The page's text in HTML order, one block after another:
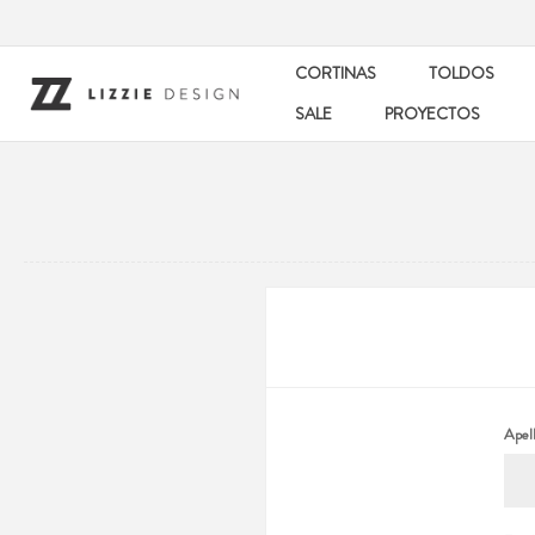
CORTINAS TOLDOS
SALE
PROYECTOS